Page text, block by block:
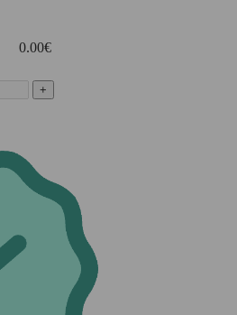
0.00€
+